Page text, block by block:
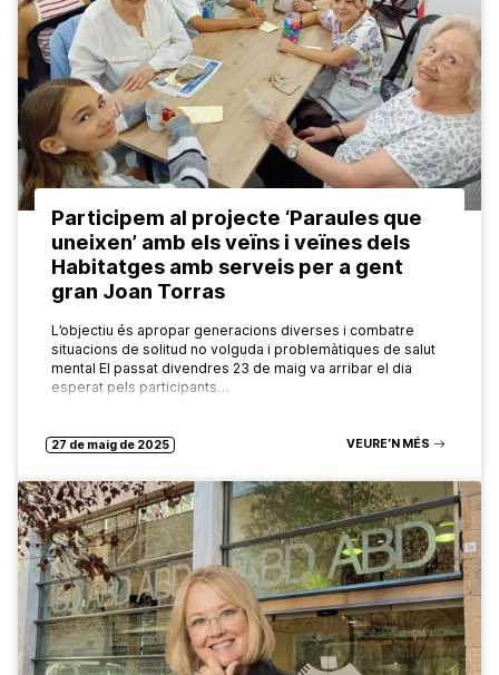
Participem al projecte ‘Paraules que
uneixen’ amb els veïns i veïnes dels
Habitatges amb serveis per a gent
gran Joan Torras
L’objectiu és apropar generacions diverses i combatre
situacions de solitud no volguda i problemàtiques de salut
mental El passat divendres 23 de maig va arribar el dia
esperat pels participants…
27 de maig de 2025 VEURE’N MÉS